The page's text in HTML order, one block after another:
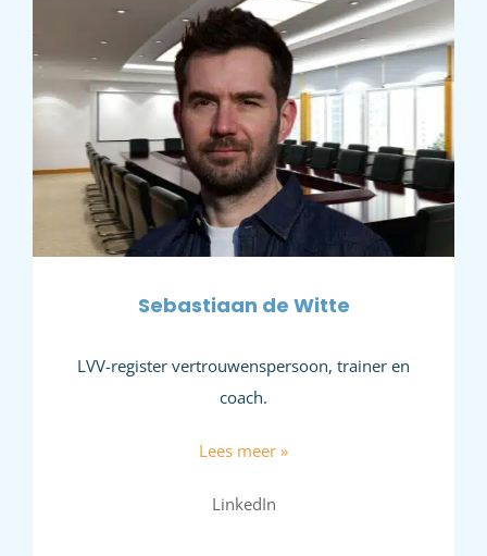
Sebastiaan de Witte
LVV-register vertrouwenspersoon, trainer en
coach.
Lees meer »
LinkedIn